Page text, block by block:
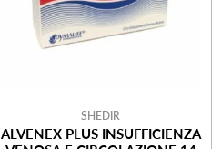
SHEDIR
ALVENEX PLUS INSUFFICIENZA